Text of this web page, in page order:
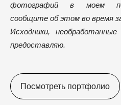
фотографий в моем
сообщите об этом во время
Исходники,
предоставляю.
Посмотреть портфолио